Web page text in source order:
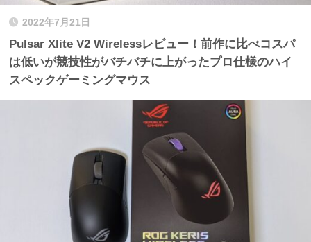
2022年7月21日
Pulsar Xlite V2 Wirelessレビュー！前作に比べコスパ
は低いが競技性がバチバチに上がったプロ仕様のハイ
スペックゲーミングマウス